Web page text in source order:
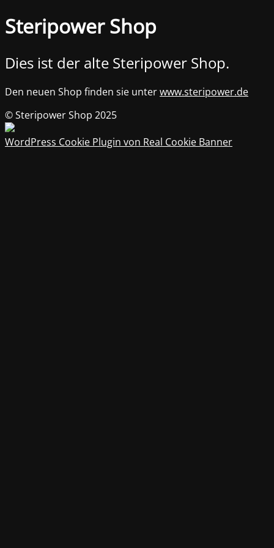
Steripower Shop
Dies ist der alte Steripower Shop.
Den neuen Shop finden sie unterwww.steripower.de
© Steripower Shop 2025
WordPress Cookie Plugin von Real Cookie Banner